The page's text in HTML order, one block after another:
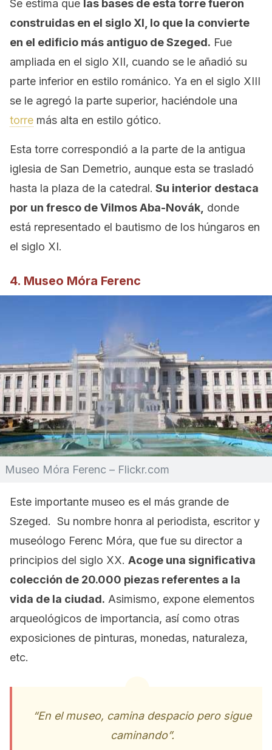
Se estima que las bases de esta torre fueron
construidas en el siglo XI, lo que la convierte
en el edificio más antiguo de Szeged. Fue
ampliada en el siglo XII, cuando se le añadió su
parte inferior en estilo románico. Ya en el siglo XIII
se le agregó la parte superior, haciéndole una
torre más alta en estilo gótico.
Esta torre correspondió a la parte de la antigua
iglesia de San Demetrio, aunque esta se trasladó
hasta la plaza de la catedral. Su interior destaca
por un fresco de Vilmos Aba-Novák, donde
está representado el bautismo de los húngaros en
el siglo XI.
4. Museo Móra Ferenc
Museo Móra Ferenc – Flickr.com
Este importante museo es el más grande de
Szeged. Su nombre honra al periodista, escritor y
museólogo Ferenc Móra, que fue su director a
principios del siglo XX. Acoge una significativa
colección de 20.000 piezas referentes a la
vida de la ciudad. Asimismo, expone elementos
arqueológicos de importancia, así como otras
exposiciones de pinturas, monedas, naturaleza,
etc.
“En el museo, camina despacio pero sigue
caminando”.